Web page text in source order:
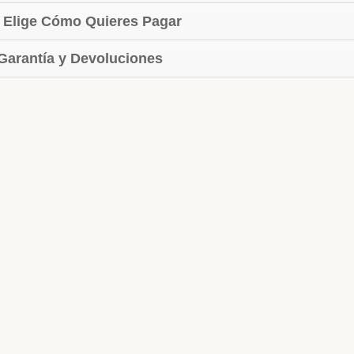
Elige Cómo Quieres Pagar
Garantía y Devoluciones